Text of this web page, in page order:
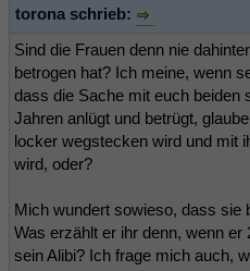
torona schrieb:
Sind die Frauen denn nie
betrogen hat? Ich meine, wenn
dass die Sache mit euch beiden
Jahren anlügt und betrügt,
locker wegstecken wird und mit
wird, oder?
Mich wundert sowieso, dass sie
Was erzählt er ihr denn, wenn
sein Alibi? Ich frage mich auch,